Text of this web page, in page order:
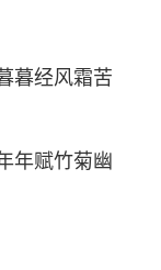
暮经风霜苦
年赋竹菊幽